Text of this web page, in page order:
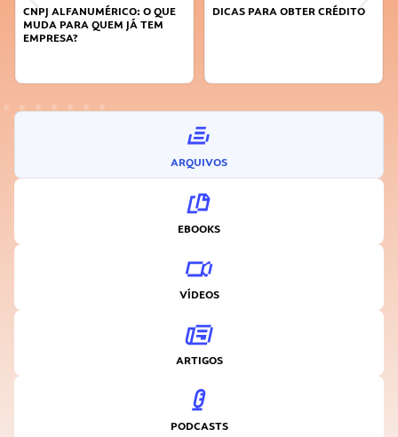
O QUE
JÁ TEM
DICAS PARA OBTER CRÉDITO
FAÇA A DIFERENÇA:
ARQUIVOS
EBOOKS
VÍDEOS
ARTIGOS
PODCASTS